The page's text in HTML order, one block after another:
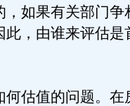
如果有关部门争
，由谁来评估是
估值的问题。在